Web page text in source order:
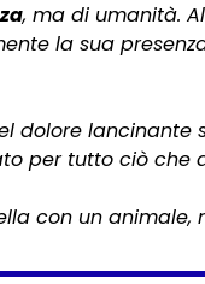
, ma di umanità.
la sua
dolore lancinante
per tutto ciò che
con un animale,